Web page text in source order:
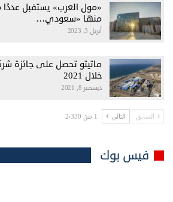
«مول العرب» يستقبل عددًا
منها «سعودي…
أبريل 3, 2023
ماتيتو تحصل على جائزة شركة
خلال 2021
ديسمبر 8, 2021
السابق التالي 1 من 2٬330
فيس بوك